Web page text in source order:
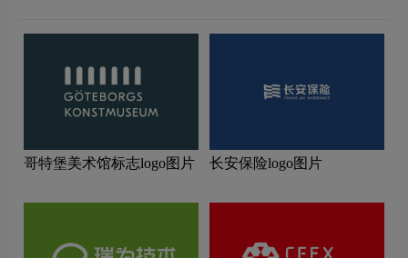
哥特堡美术馆标志logo图片 长安保险logo图片